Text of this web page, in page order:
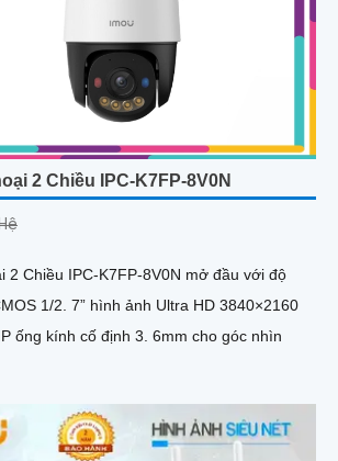
2 Chiều IPC-K7FP-8V0N
2 Chiều IPC-K7FP-8V0N mở đầu với độ
1/2. 7” hình ảnh Ultra HD 3840×2160
ống kính cố định 3. 6mm cho góc nhìn